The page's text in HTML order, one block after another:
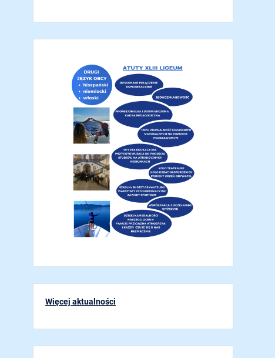
Więcej aktualności